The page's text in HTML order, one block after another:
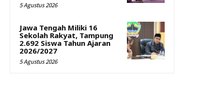
5 Agustus 2026
Jawa Tengah Miliki 16
Sekolah Rakyat, Tampung
2.692 Siswa Tahun Ajaran
2026/2027
5 Agustus 2026